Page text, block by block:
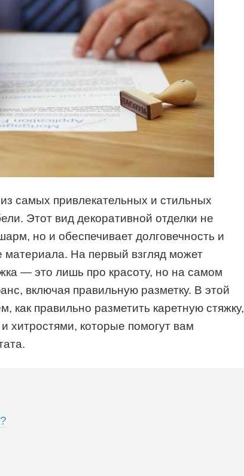
самых привлекательных и стильных
Этот вид декоративной отделки не
но и обеспечивает долговечность и
материала. На первый взгляд может
— это лишь про красоту, но на самом
включая правильную разметку. В этой
как правильно разметить каретную стяжку,
хитростями, которые помогут вам